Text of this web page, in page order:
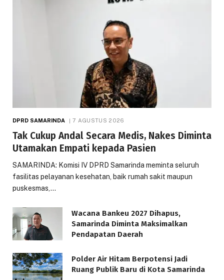
DPRD SAMARINDA 7 AGUSTUS 2026
Tak Cukup Andal Secara Medis, Nakes Diminta
Utamakan Empati kepada Pasien
SAMARINDA: Komisi IV DPRD Samarinda meminta seluruh
fasilitas pelayanan kesehatan, baik rumah sakit maupun
puskesmas,…
Wacana Bankeu 2027 Dihapus,
Samarinda Diminta Maksimalkan
Pendapatan Daerah
Polder Air Hitam Berpotensi Jadi
Ruang Publik Baru di Kota Samarinda